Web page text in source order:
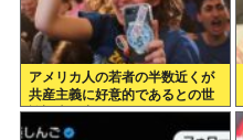
アメリカ人の若者の半数近くが
共産主義に好意的であるとの世
論調査が出てしまう